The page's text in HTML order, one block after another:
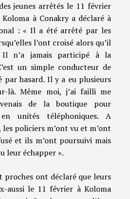
jeunes arrêtés le 11 février
à Conakry a déclaré à
: « Il a été arrêté par les
l’ont croisé alors qu’il
n’a jamais participé à la
un simple conducteur de
hasard. Il y a eu plusieurs
là. Même moi, j’ai failli me
de la boutique pour
en unités téléphoniques. A
les policiers m’ont vu et m’ont
et ils m’ont poursuivi mais
leur échapper ».
proches ont déclaré que leurs
aussi le 11 février à Koloma